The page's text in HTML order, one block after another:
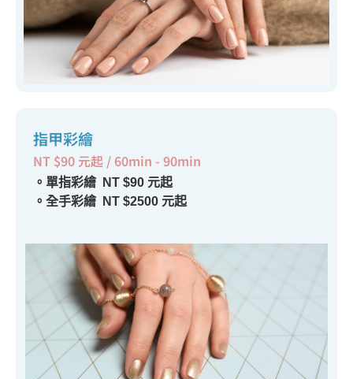
指甲彩繪
NT $90 元起 / 60min - 90min
。單指彩繪 NT $90 元起
。全手彩繪 NT $2500 元起